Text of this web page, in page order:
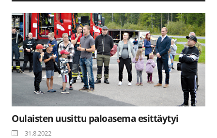
Oulaisten uusittu paloasema esittäytyi
31.8.2022